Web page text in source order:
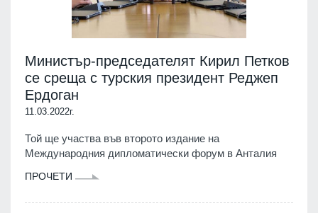
Министър-председателят Кирил Петков
се среща с турския президент Реджеп
Ердоган
11.03.2022г.
Той ще участва във второто издание на
Международния дипломатически форум в Анталия
ПРОЧЕТИ